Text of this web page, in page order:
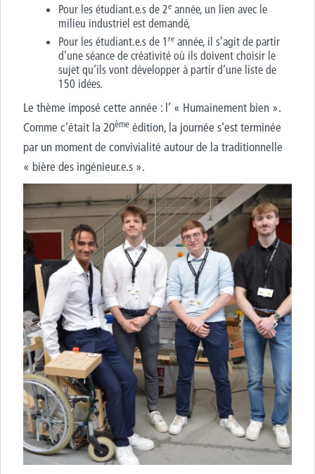
Pour les étudiant.e.s de 2e année, un lien avec le
milieu industriel est demandé,
Pour les étudiant.e.s de 1 re année, il s’agit de partir
d’une séance de créativité où ils doivent choisir le
sujet qu’ils vont développer à partir d’une liste de
150 idées.
Le thème imposé cette année : l’ « Humainement bien ».
Comme c’était la 20ème édition, la journée s’est terminée
par un moment de convivialité autour de la traditionnelle
« bière des ingénieur.e.s ».